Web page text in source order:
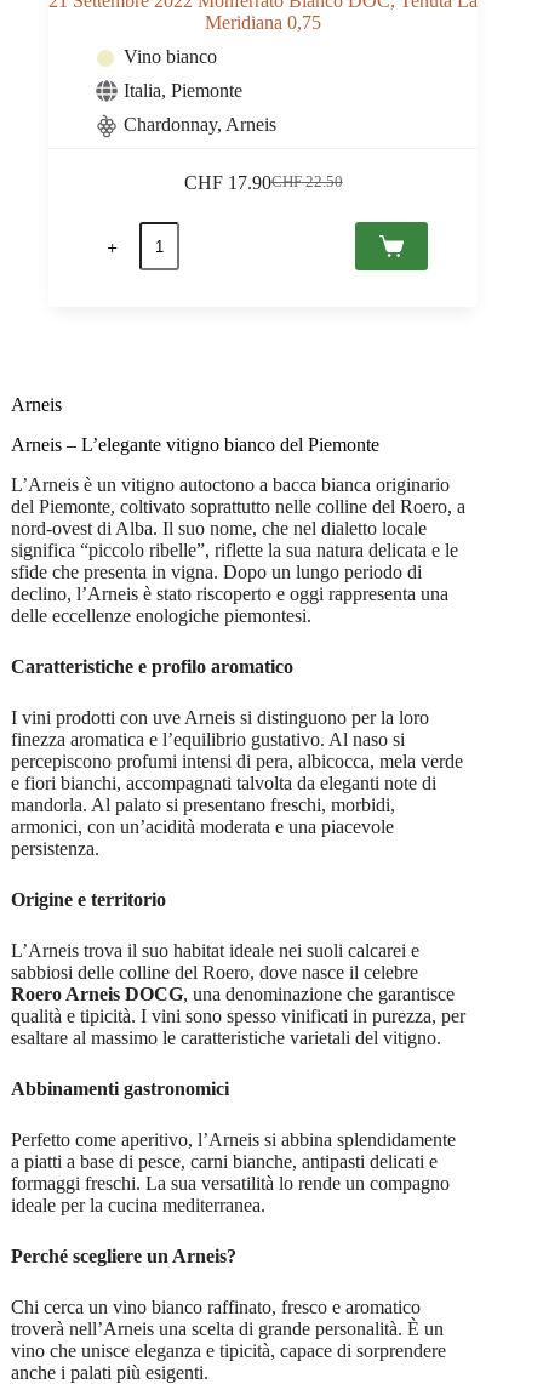
Meridiana 0,75
Vino bianco
Italia, Piemonte
Chardonnay, Arneis
CHF22.50
Il
CHF17.90
Il
21
Settembre
2022
quantità
Arneis
Arneis – L’elegante vitigno bianco del Piemonte
L’Arneis è un vitigno autoctono a bacca bianca originario
del Piemonte, coltivato soprattutto nelle colline del Roero, a
nord-ovest di Alba. Il suo nome, che nel dialetto locale
significa “piccolo ribelle”, riflette la sua natura delicata e le
sfide che presenta in vigna. Dopo un lungo periodo di
declino, l’Arneis è stato riscoperto e oggi rappresenta una
delle eccellenze enologiche piemontesi.
Caratteristiche e profilo aromatico
I vini prodotti con uve Arneis si distinguono per la loro
finezza aromatica e l’equilibrio gustativo. Al naso si
percepiscono profumi intensi di pera, albicocca, mela verde
e fiori bianchi, accompagnati talvolta da eleganti note di
mandorla. Al palato si presentano freschi, morbidi,
armonici, con un’acidità moderata e una piacevole
persistenza.
Origine e territorio
L’Arneis trova il suo habitat ideale nei suoli calcarei e
sabbiosi delle colline del Roero, dove nasce il celebre
Roero Arneis DOCG, una denominazione che garantisce
qualità e tipicità. I vini sono spesso vinificati in purezza, per
esaltare al massimo le caratteristiche varietali del vitigno.
Abbinamenti gastronomici
Perfetto come aperitivo, l’Arneis si abbina splendidamente
a piatti a base di pesce, carni bianche, antipasti delicati e
formaggi freschi. La sua versatilità lo rende un compagno
ideale per la cucina mediterranea.
Perché scegliere un Arneis?
Chi cerca un vino bianco raffinato, fresco e aromatico
troverà nell’Arneis una scelta di grande personalità. È un
vino che unisce eleganza e tipicità, capace di sorprendere
anche i palati più esigenti.